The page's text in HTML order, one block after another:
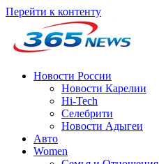
Перейти к контенту
Новости России
Новости Карелии
Hi-Tech
Селебрити
Новости Адыгеи
Авто
Women